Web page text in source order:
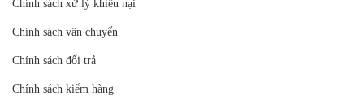
Chính sách xử lý khiếu nại
Chính sách vận chuyển
Chính sách đổi trả
Chính sách kiểm hàng